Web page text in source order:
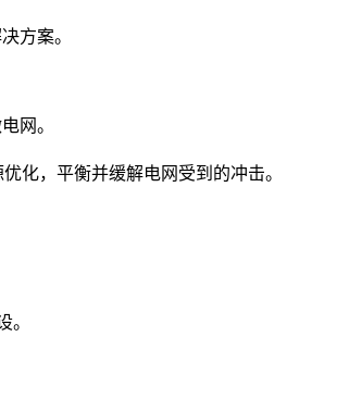
方案。
网。
化，平衡并缓解电网受到的冲击。
。